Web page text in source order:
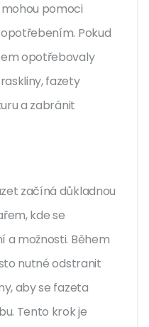
pomoci
Pokud
opotřebovaly
fazety
a zabránit
začíná důkladnou
kde se
a možnosti. Během
nutné odstranit
aby se fazeta
Tento krok je